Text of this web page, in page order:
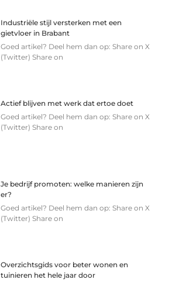
Industriële stijl versterken met een
gietvloer in Brabant
Goed artikel? Deel hem dan op: Share on X
(Twitter) Share on
Actief blijven met werk dat ertoe doet
Goed artikel? Deel hem dan op: Share on X
(Twitter) Share on
Je bedrijf promoten: welke manieren zijn
er?
Goed artikel? Deel hem dan op: Share on X
(Twitter) Share on
Overzichtsgids voor beter wonen en
tuinieren het hele jaar door